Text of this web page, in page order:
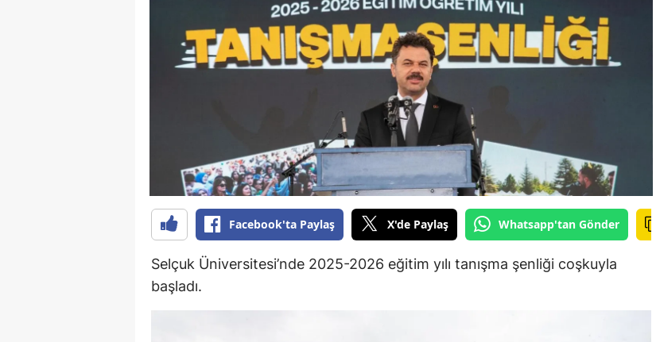
Bingöl
Bolu
Burdur
Bursa
Çanakkale
Çankırı
Facebook'ta Paylaş X'de Paylaş Whatsapp'tan Gönder
Selçuk Üniversitesi’nde 2025-2026 eğitim yılı tanışma şenliği coşkuyla
başladı.